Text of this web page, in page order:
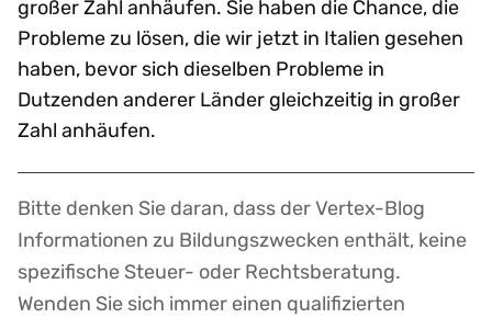
großer Zahl anhäufen. Sie haben die Chance, die
Probleme zu lösen, die wir jetzt in Italien gesehen
haben, bevor sich dieselben Probleme in
Dutzenden anderer Länder gleichzeitig in großer
Zahl anhäufen.
Disclaimer
Bitte denken Sie daran, dass der Vertex-Blog
Informationen zu Bildungszwecken enthält, keine
spezifische Steuer- oder Rechtsberatung.
Wenden Sie sich immer einen qualifizierten